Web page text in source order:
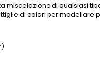
miscelazione di qualsiasi
di colori per modellare